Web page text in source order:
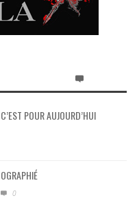
POUR AUJOURD’HUI
0